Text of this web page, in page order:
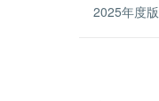
2025年度